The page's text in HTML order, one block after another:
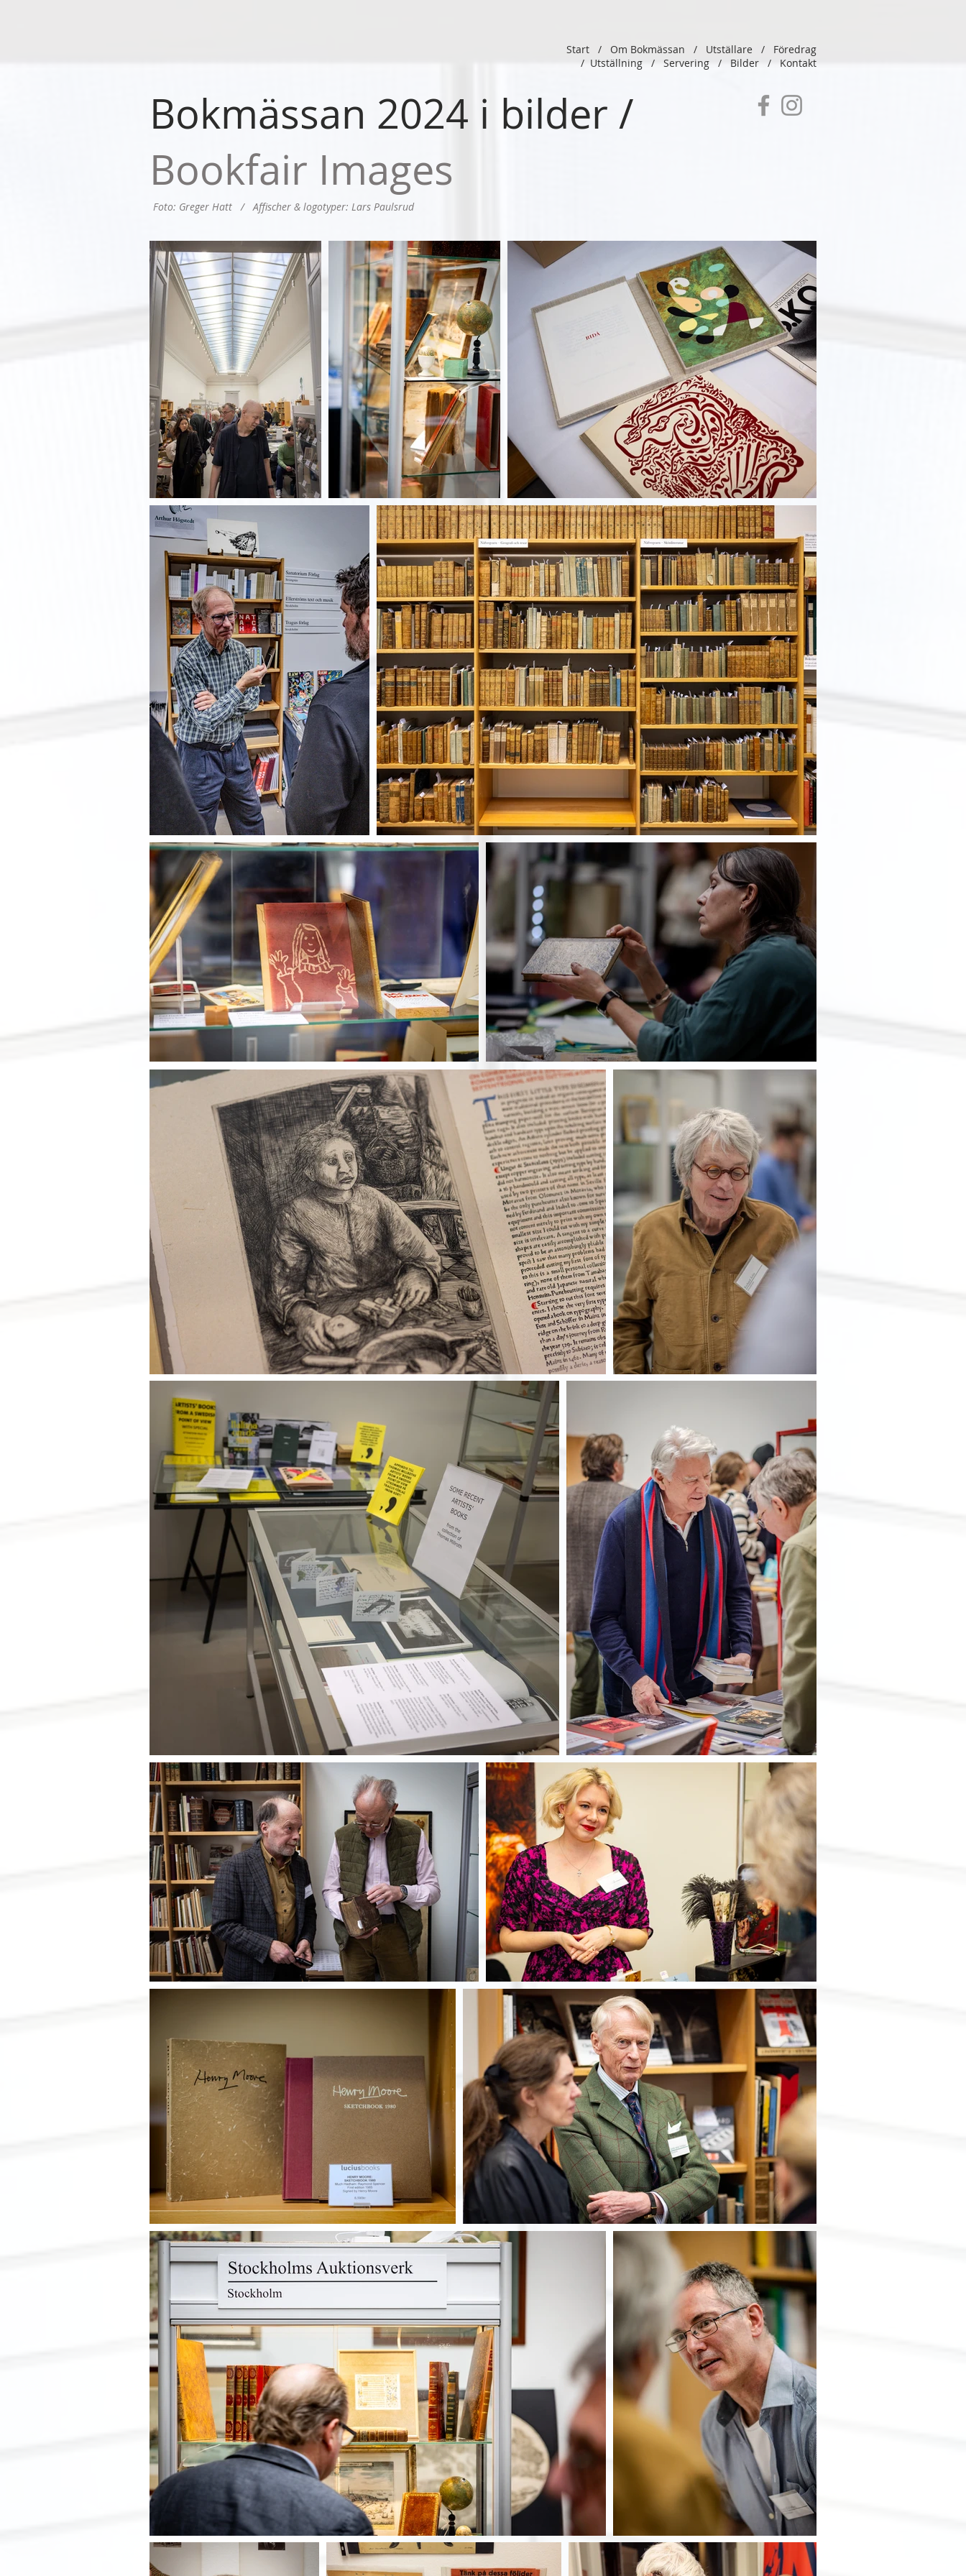
Start / Om Bokmässan / Utställare / Föredrag
/ Utställning / Servering / Bilder / Kontakt
Bokmässan 2024 i bilder /
Bookfair Images
Foto: Greger Hatt / Affischer & logotyper: Lars Paulsrud